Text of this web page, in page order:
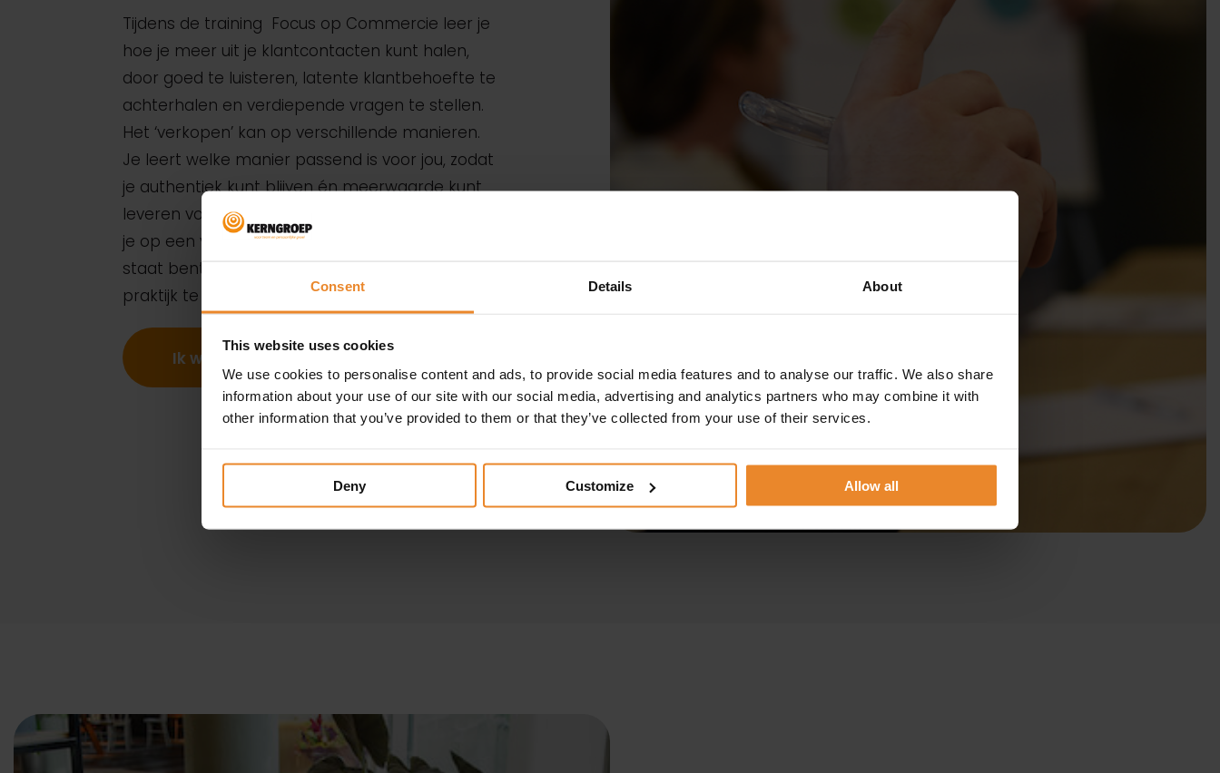
Consent Details About
This website uses cookies
We use cookies to personalise content and ads, to provide social media features and to analyse our traffic. We also share
information about your use of our site with our social media, advertising and analytics partners who may combine it with
other information that you’ve provided to them or that they’ve collected from your use of their services.
Deny Customize Allow all
Tijdens de training Focus op Commercie leer je
hoe je meer uit je klantcontacten kunt halen,
door goed te luisteren, latente klantbehoefte te
achterhalen en verdiepende vragen te stellen.
Het ‘verkopen’ kan op verschillende manieren.
Je leert welke manier passend is voor jou, zodat
je authentiek kunt blijven én meerwaarde kunt
leveren voor je klant. Het sluiten van de deal leer
je op een verbindende wijze doen, zodat je in
staat bent om commerciële kansen in de
praktijk te verzilveren.
Ik wil een sales training